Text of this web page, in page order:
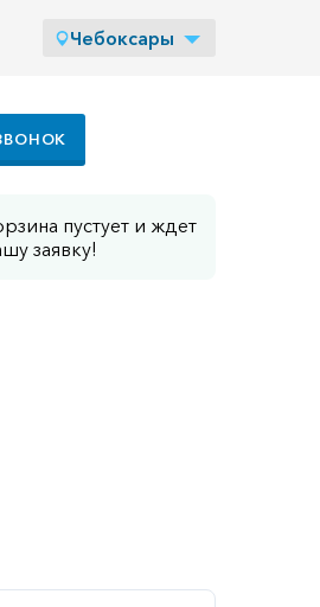
Чебоксары
пустует и ждет
заявку!